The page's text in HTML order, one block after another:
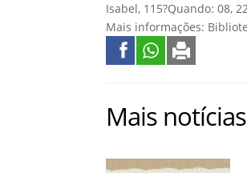
Isabel, 115?Quando: 08,
Mais informações:
Mais notícias